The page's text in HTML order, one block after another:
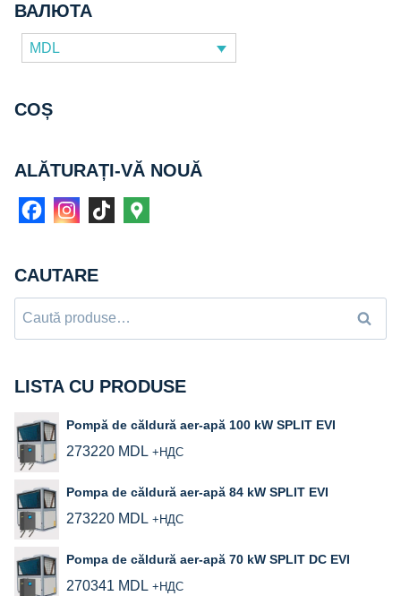
ВАЛЮТА
MDL
COȘ
ALĂTURAȚI-VĂ NOUĂ
CAUTARE
Caută
după:
Caută
LISTA CU PRODUSE
Pompă de căldură aer-apă 100 kW SPLIT EVI
273220 MDL +НДС
Pompa de căldură aer-apă 84 kW SPLIT EVI
273220 MDL +НДС
Pompa de căldură aer-apă 70 kW SPLIT DC EVI
270341 MDL +НДС